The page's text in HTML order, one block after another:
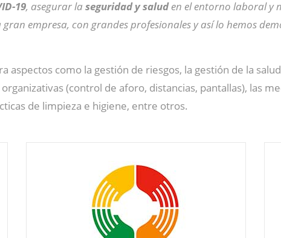
19, asegurar la seguridad y saluden el entorno laboral y
gran empresa, con grandes profesionales y así lo hemos
aspectos como la gestión de riesgos, la gestión de la
(control de aforo, distancias, pantallas), las
de limpieza e higiene, entre otros.